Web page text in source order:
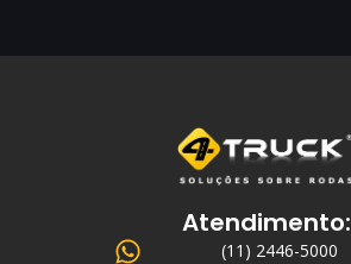
Atendimento:
(11) 2446-5000